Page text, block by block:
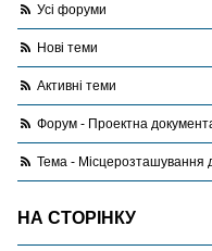
Усі форуми
Нові теми
Активні теми
Форум - Проектна
Тема - Місцерозташування
НА СТОРІНКУ